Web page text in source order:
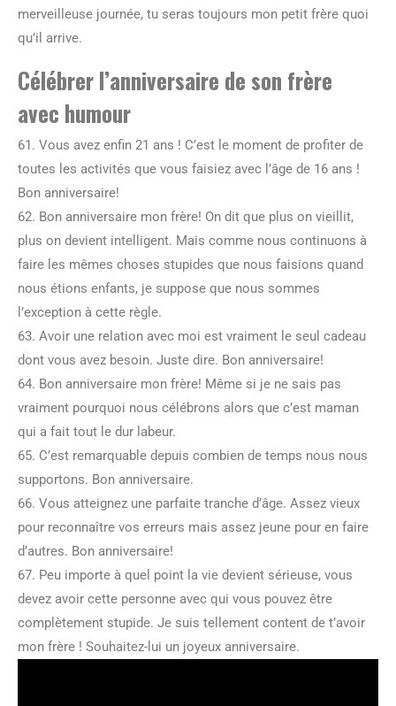
merveilleuse journée, tu seras toujours mon petit frère quoi
qu’il arrive.
Célébrer l’anniversaire de son frère
avec humour
61. Vous avez enfin 21 ans ! C’est le moment de profiter de
toutes les activités que vous faisiez avec l’âge de 16 ans !
Bon anniversaire!
62. Bon anniversaire mon frère! On dit que plus on vieillit,
plus on devient intelligent. Mais comme nous continuons à
faire les mêmes choses stupides que nous faisions quand
nous étions enfants, je suppose que nous sommes
l’exception à cette règle.
63. Avoir une relation avec moi est vraiment le seul cadeau
dont vous avez besoin. Juste dire. Bon anniversaire!
64. Bon anniversaire mon frère! Même si je ne sais pas
vraiment pourquoi nous célébrons alors que c’est maman
qui a fait tout le dur labeur.
65. C’est remarquable depuis combien de temps nous nous
supportons. Bon anniversaire.
66. Vous atteignez une parfaite tranche d’âge. Assez vieux
pour reconnaître vos erreurs mais assez jeune pour en faire
d’autres. Bon anniversaire!
67. Peu importe à quel point la vie devient sérieuse, vous
devez avoir cette personne avec qui vous pouvez être
complètement stupide. Je suis tellement content de t’avoir
mon frère ! Souhaitez-lui un joyeux anniversaire.